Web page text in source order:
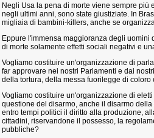
Negli Usa la pena di morte viene sempre
negli ultimi anni, sono state giustiziate. In
migliaia di bambini-killers, anche se
Eppure l'immensa maggioranza degli
di morte solamente effetti sociali negativi e
Vogliamo costituire un'organizzazione di
far approvare nei nostri Parlamenti e dai
della tortura, della messa fuorilegge di coloro
Vogliamo costituire un'organizzazione di
questione del disarmo, anche il disarmo
entro tempi politici il diritto alla produzione,
cittadini, riservandone il possesso, la
pubbliche?